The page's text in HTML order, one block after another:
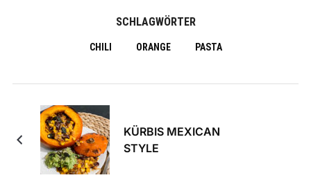
SCHLAGWÖRTER
CHILI ORANGE PASTA
KÜRBIS MEXICAN
STYLE